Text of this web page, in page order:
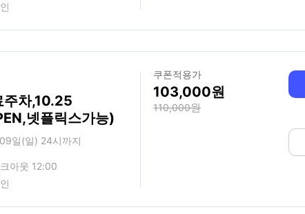
주차,10.25
넷플릭스가능)
일(일) 24시까지
아웃 12:00
쿠폰적용가
103,000
110,000